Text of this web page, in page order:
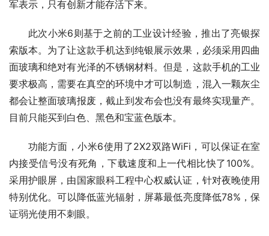
军表示，只有创新才能存活下来。
此次小米6则基于之前的工业设计经验，推出了亮银探
索版本。为了让这款手机达到纯银展示效果，必须采用四曲
面玻璃和绝对有光泽的不锈钢材料。但是，这款手机的工业
要求极高，需要在真空的环境中才可以制造，混入一颗灰尘
都会让整面玻璃报废，截止到发布会也没有最终实现量产。
目前只能买到白色、黑色和宝蓝色版本。
功能方面，小米6使用了2X2双路WiFi，可以保证在室
内接受信号没有死角，下载速度和上一代相比快了100%。
采用护眼屏，由国家眼科工程中心权威认证，针对夜晚使用
特别优化。可以降低蓝光辐射，屏幕最低亮度降低78%，保
证弱光使用不刺眼。